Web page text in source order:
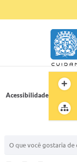
Acessibilidade